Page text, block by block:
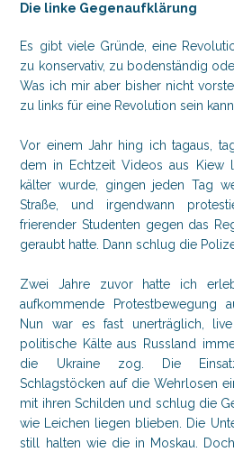
Die linke Gegenaufklärung
Es gibt viele Gründe, eine
zu konservativ, zu bodenständig
Was ich mir aber bisher nicht
zu links für eine Revolution sein
Vor einem Jahr hing ich tagaus,
dem in Echtzeit Videos aus Kiew
kälter wurde, gingen jeden Tag
Straße, und irgendwann
frierender Studenten gegen das
geraubt hatte. Dann schlug die
Zwei Jahre zuvor hatte ich
aufkommende Protestbewegung
Nun war es fast unerträglich,
politische Kälte aus Russland
die Ukraine zog. Die
Schlagstöcken auf die Wehrlosen
mit ihren Schilden und schlug die
wie Leichen liegen blieben. Die
still halten wie die in Moskau.